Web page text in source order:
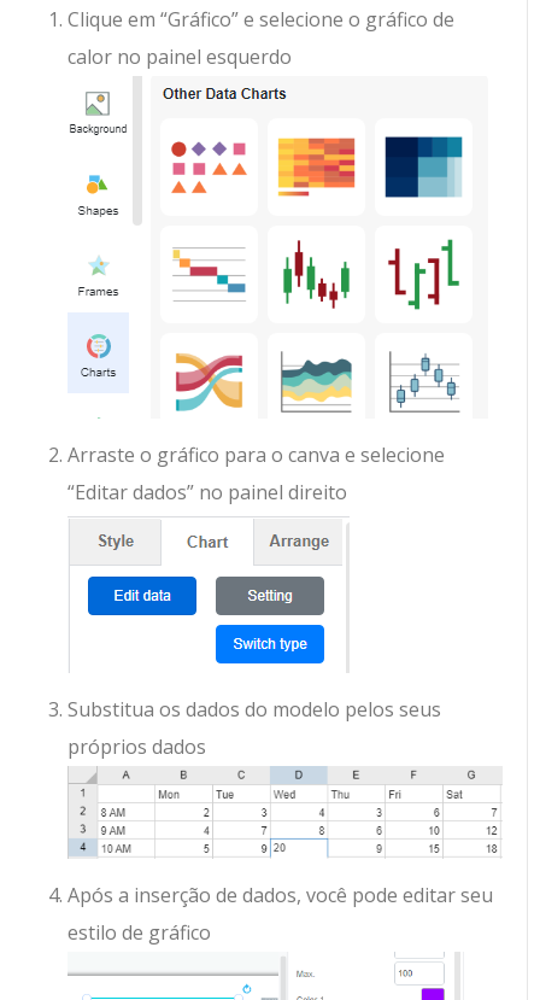
Clique em “Gráfico” e selecione o gráfico de
calor no painel esquerdo
Arraste o gráfico para o canva e selecione
“Editar dados” no painel direito
Substitua os dados do modelo pelos seus
próprios dados
Após a inserção de dados, você pode editar seu
estilo de gráfico